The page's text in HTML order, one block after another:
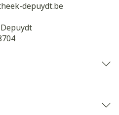
depuydt.be